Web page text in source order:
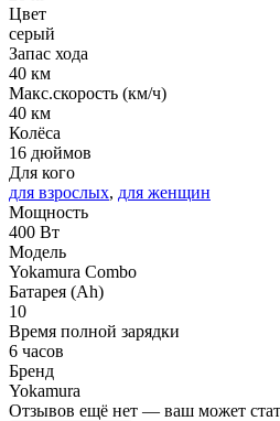
Цвет
серый
Запас хода
40 км
Макс.скорость (км/ч)
40 км
Колёса
16 дюймов
Для кого
для взрослых, для женщин
Мощность
400 Вт
Модель
Yokamura Combo
Батарея (Ah)
10
Время полной зарядки
6 часов
Бренд
Yokamura
Отзывов ещё нет — ваш может